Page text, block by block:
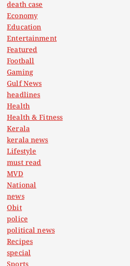
death case
Economy
Education
Entertainment
Featured
Football
Gaming
Gulf News
headlines
Health
Health & Fitness
Kerala
kerala news
Lifestyle
must read
MVD
National
news
Obit
police
political news
Recipes
special